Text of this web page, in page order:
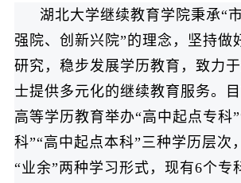
湖北大学继续教育学院秉承“
强院、创新兴院”的理念，坚持做
研究，稳步发展学历教育，致力
士提供多元化的继续教育服务。
高等学历教育举办“高中起点专科
科”“高中起点本科”三种学历层次
“业余”两种学习形式，现有6个专